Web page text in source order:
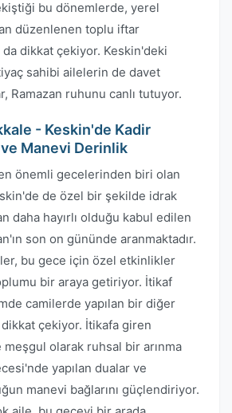
bu dönemlerde, yerel
düzenlenen toplu iftar
da dikkat çekiyor. Keskin'deki
sahibi ailelerin de davet
Ramazan ruhunu canlı tutuyor.
- Keskin'de Kadir
Manevi Derinlik
en önemli gecelerinden biri olan
de özel bir şekilde idrak
daha hayırlı olduğu kabul edilen
son on gününde aranmaktadır.
bu gece için özel etkinlikler
bir araya getiriyor. İtikaf
camilerde yapılan bir diğer
çekiyor. İtikafa giren
olarak ruhsal bir arınma
yapılan dualar ve
manevi bağlarını güçlendiriyor.